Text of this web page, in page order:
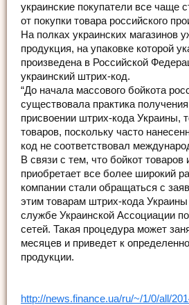
украинские покупатели все чаще
от покупки товара российского
На полках украинских магазинов
продукция, на упаковке которой
произведена в Российской
украинский штрих-код.
“До начала массового бойкота
существовала практика
присвоении штрих-кода Украины,
товаров, поскольку часто
код не соответствовал
В связи с тем, что бойкот товаров
приобретает все более широкий
компании стали обращаться с
этим товарам штрих-кода
службе Украинской Ассоциации
сетей. Такая процедура может
месяцев и приведет к
продукции.
http://news.finance.ua/ru/~/1/0/all/